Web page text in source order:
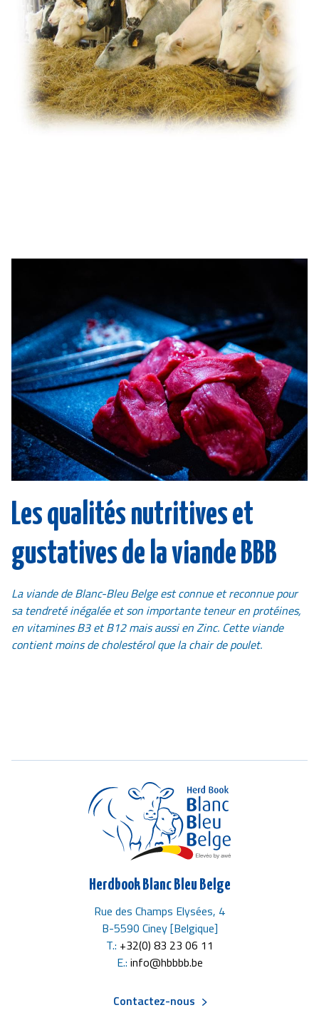
Les qualités nutritives et
gustatives de la viande BBB
La viande de Blanc-Bleu Belge est connue et reconnue pour
sa tendreté inégalée et son importante teneur en protéines,
en vitamines B3 et B12 mais aussi en Zinc. Cette viande
contient moins de cholestérol que la chair de poulet.
Herdbook Blanc Bleu Belge
Rue des Champs Elysées, 4
B-5590 Ciney [Belgique]
T.: +32(0) 83 23 06 11
E.: info@hbbbb.be
Contactez-nous